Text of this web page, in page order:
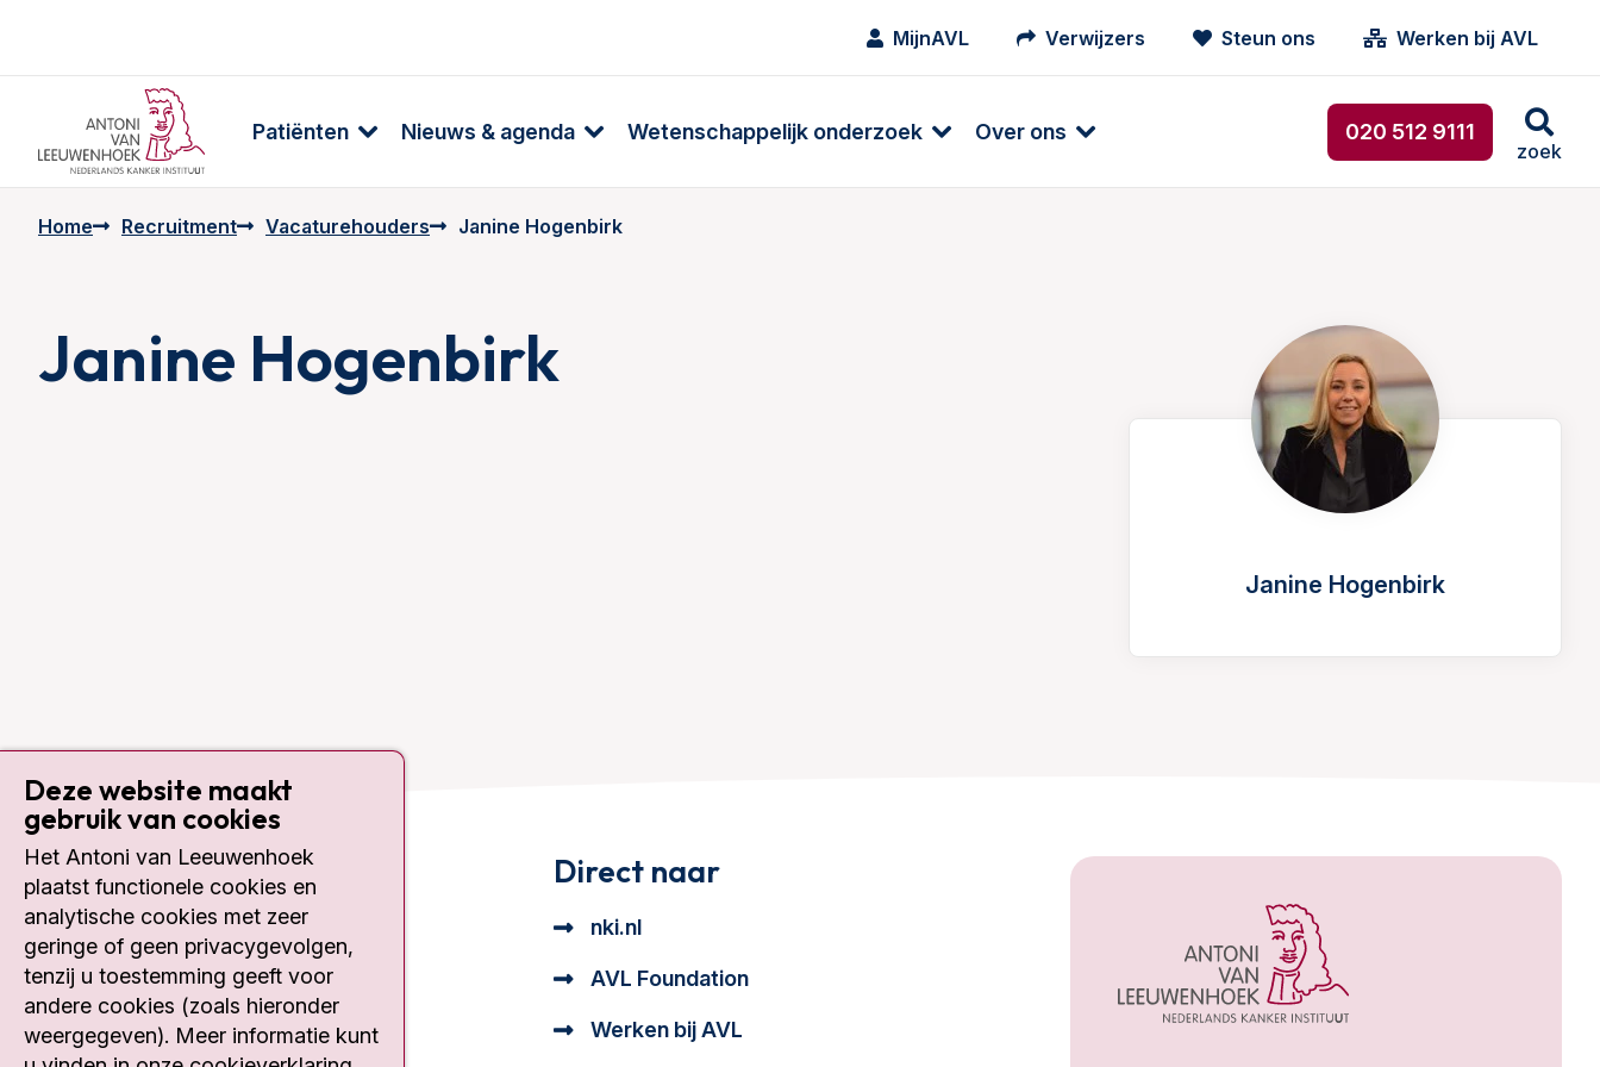
MijnAVL Verwijzers Steun ons Werken bij AVL
Patiënten Nieuws & agenda Wetenschappelijk onderzoek Over ons 020 512 9111
zoek
Home Recruitment Vacaturehouders Janine Hogenbirk
Janine Hogenbirk
Janine Hogenbirk
Contact
Plesmanlaan 121
1066 CX Amsterdam
020 512 9111
Bezoektijden
Direct naar
nki.nl
AVL Foundation
Werken bij AVL
Deze website maakt
gebruik van cookies
Het Antoni van Leeuwenhoek
plaatst functionele cookies en
analytische cookies met zeer
geringe of geen privacygevolgen,
tenzij u toestemming geeft voor
andere cookies (zoals hieronder
weergegeven). Meer informatie kunt